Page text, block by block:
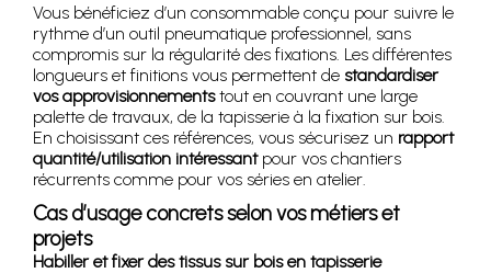
Vous bénéficiez d’un consommable conçu pour suivre le
rythme d’un outil pneumatique professionnel, sans
compromis sur la régularité des fixations. Les différentes
longueurs et finitions vous permettent de standardiser
vos approvisionnementstout en couvrant une large
palette de travaux, de la tapisserie à la fixation sur bois.
En choisissant ces références, vous sécurisez un rapport
quantité/utilisation intéressantpour vos chantiers
récurrents comme pour vos séries en atelier.
Cas d’usage concrets selon vos métiers et
projets
Habiller et fixer des tissus sur bois en tapisserie